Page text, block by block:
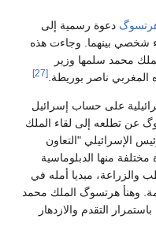
دعوة رسمية إلى
شخصي بينهما. وجاءت هذه
محمد سلمها وزير
المغربي ناصر بوريطة.[27]
على حساب إسرائيل
عن تطلعه إلى لقاء الملك
الإسرائيلي "التعاون
منها الدبلوماسية
والزراعة، مبديا أمله في
وهنأ هرتسوگ الملك محمد
التقدم والازدهار